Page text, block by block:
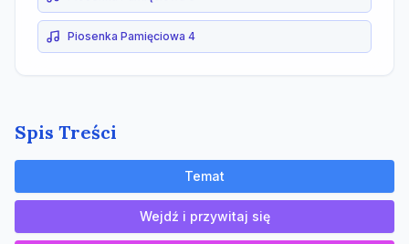
Piosenka Pamięciowa 4
Spis Treści
Temat
Wejdź i przywitaj się